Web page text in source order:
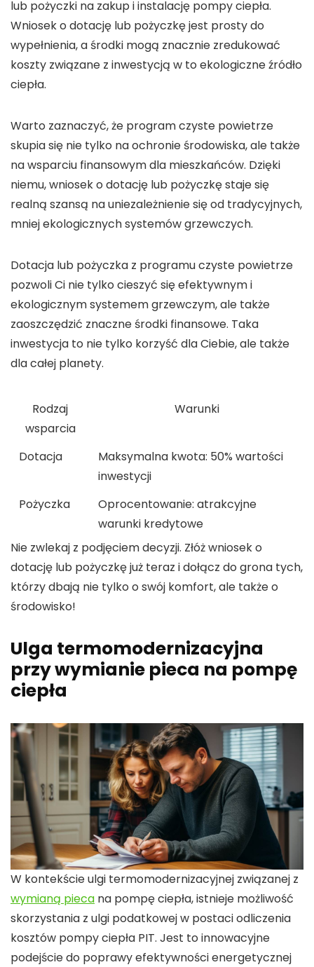
lub pożyczki na zakup i instalację pompy ciepła.
Wniosek o dotację lub pożyczkęjest prosty do
wypełnienia, a środki mogą znacznie zredukować
koszty związane z inwestycją w to ekologiczne źródło
ciepła.
Warto zaznaczyć, że program czyste powietrze
skupia się nie tylko na ochronie środowiska, ale także
na wsparciu finansowym dla mieszkańców. Dzięki
niemu,wnioseko dotację lub pożyczkęstaje się
realną szansą na uniezależnienie się od tradycyjnych,
mniej ekologicznych systemów grzewczych.
Dotacja lub pożyczka z programu czyste powietrze
pozwoli Ci nie tylko cieszyć się efektywnym i
ekologicznym systemem grzewczym, ale także
zaoszczędzić znaczne środki finansowe. Taka
inwestycja to nie tylko korzyść dla Ciebie, ale także
dla całej planety.
Rodzaj
wsparcia
Warunki
Dotacja
Maksymalna kwota: 50% wartości
inwestycji
Pożyczka
Oprocentowanie: atrakcyjne
warunki kredytowe
Nie zwlekaj z podjęciem decyzji. Złóżwnioseko
dotację lub pożyczkęjuż teraz i dołącz do grona tych,
którzy dbają nie tylko o swój komfort, ale także o
środowisko!
Ulga termomodernizacyjna
przy wymianie pieca na pompę
ciepła
W kontekście ulgi termomodernizacyjnej związanej z
wymianą pieca na pompę ciepła, istnieje możliwość
skorzystania z ulgi podatkowej w postaci odliczenia
kosztów pompy ciepła PIT. Jest to innowacyjne
podejście do poprawy efektywności energetycznej